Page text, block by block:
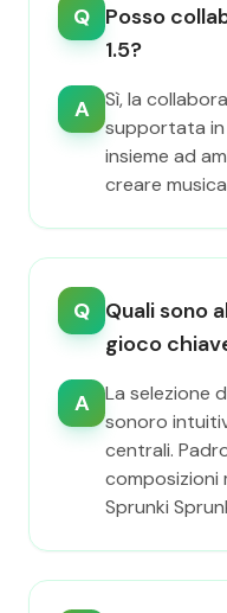
Q Posso
1.5?
A
Sì, la
supportata in
insieme ad
creare
Q Quali sono
gioco
A
La selezione
sonoro
centrali.
composizioni
Sprunki